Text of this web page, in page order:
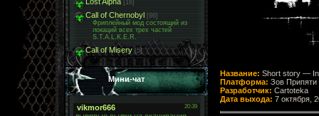
[16]
Call of Chernobyl [96]
Фриплейный мод состоящий из
локаций всех трех частей
S.T.A.L.K.E.R.
Call of Misery [5]
Мини-чат
Название: Short story —
Платформа: Зов
Разработчик: Cartoteka
Дата выхода: 7 октября,